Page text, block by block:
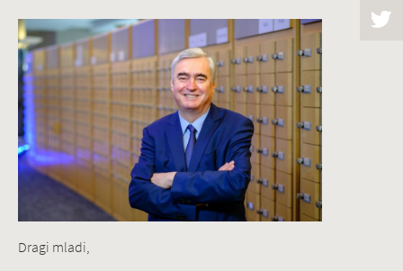
Dragi mladi,